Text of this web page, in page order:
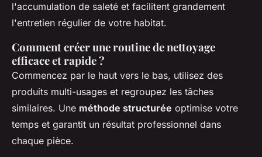
l'accumulation de saleté et facilitent grandement
l'entretien régulier de votre habitat.
Comment créer une routine de nettoyage
efficace et rapide ?
Commencez par le haut vers le bas, utilisez des
produits multi-usages et regroupez les tâches
similaires. Une méthode structurée optimise votre
temps et garantit un résultat professionnel dans
chaque pièce.